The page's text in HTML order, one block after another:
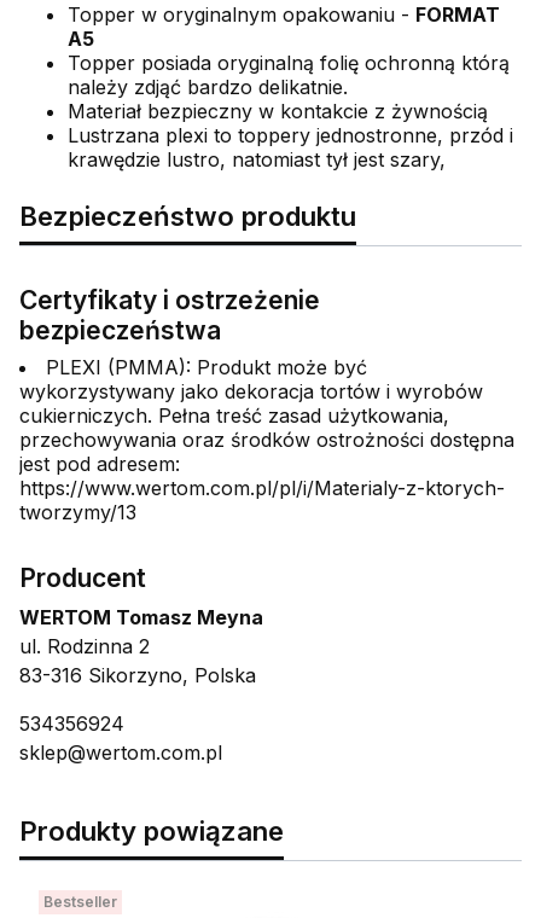
Topper w oryginalnym opakowaniu - FORMAT
A5
Topper posiada oryginalną folię ochronną którą
należy zdjąć bardzo delikatnie.
Materiał bezpieczny w kontakcie z żywnością
Lustrzana plexi to toppery jednostronne, przód i
krawędzie lustro, natomiast tył jest szary,
Bezpieczeństwo produktu
Certyfikaty i ostrzeżenie
bezpieczeństwa
PLEXI (PMMA): Produkt może być
wykorzystywany jako dekoracja tortów i wyrobów
cukierniczych. Pełna treść zasad użytkowania,
przechowywania oraz środków ostrożności dostępna
jest pod adresem:
https://www.wertom.com.pl/pl/i/Materialy-z-ktorych-
tworzymy/13
Producent
WERTOM Tomasz Meyna
ul. Rodzinna 2
83-316 Sikorzyno, Polska
534356924
sklep@wertom.com.pl
Produkty powiązane
Bestseller